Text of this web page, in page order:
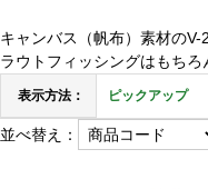
キャンバス（帆布）素材の
ラウトフィッシングはもち
表示方法： ピックアップ
並べ替え：